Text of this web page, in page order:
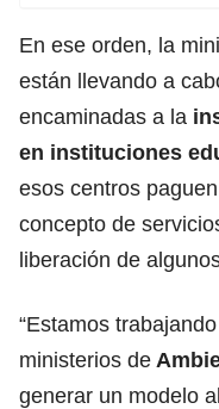
En ese orden, la
están llevando a
encaminadas a la
en instituciones
esos centros
concepto de
liberación de
“Estamos
ministerios de
generar un modelo